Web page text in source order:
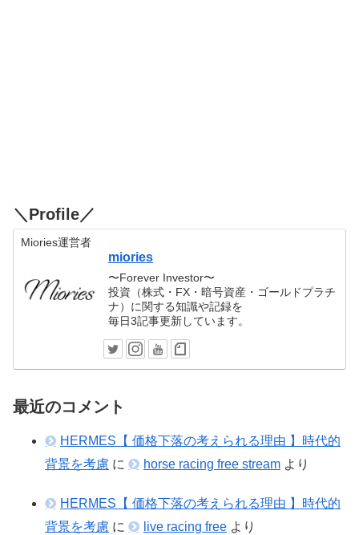
＼Profile／
Miories運営者
miories
〜Forever Investor〜
投資（株式・FX・暗号資産・ゴールドプラチ
ナ）に関する知識や記録を
毎日3記事更新しています。
最近のコメント
HERMES【 価格下落の考えられる理由 】時代的
背景を考慮 に horse racing free stream より
HERMES【 価格下落の考えられる理由 】時代的
背景を考慮 に live racing free より